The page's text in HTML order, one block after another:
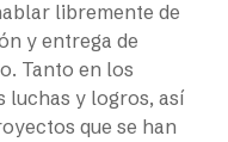
libremente de
y entrega de
Tanto en los
luchas y logros, así
que se han